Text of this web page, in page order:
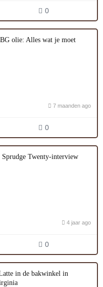
0
olie: Alles wat je moet
7 maanden ago
0
Sprudge Twenty-interview
4 jaar ago
0
in de bakwinkel in